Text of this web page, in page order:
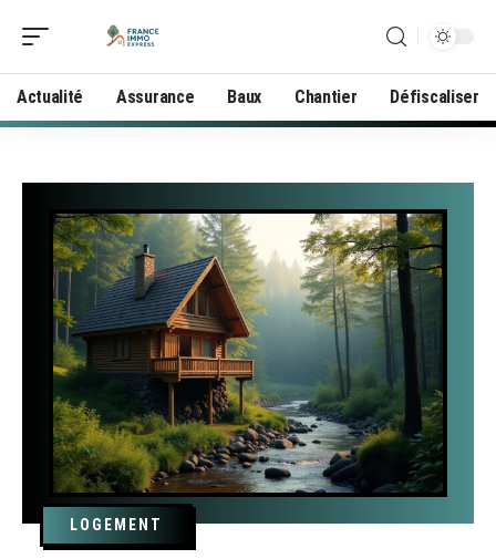
Actualité Assurance Baux Chantier Défiscaliser
LOGEMENT